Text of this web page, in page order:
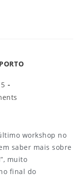
workshop no
saber mais sobre
muito
final do